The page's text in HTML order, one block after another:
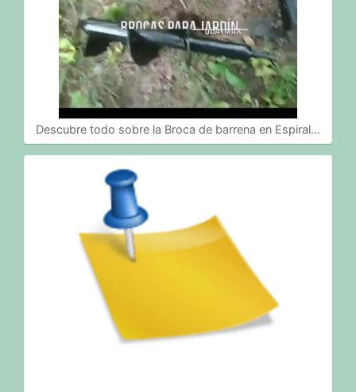
Descubre todo sobre la Broca de barrena en Espiral…